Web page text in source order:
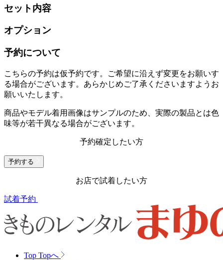
セット内容
オプション
予約について
こちらの予約は仮予約です。
ご希望に沿えず変更をお願いす
る場合がございます。あらかじめご了承くださいますようお
願いいたします。
商品やモデル着用画像はサンプルのため、実際の製品とは色
味等が若干異なる場合がございます。
予約確定したい方
予約する
お店で試着したい方
試着予約
Top Topへ